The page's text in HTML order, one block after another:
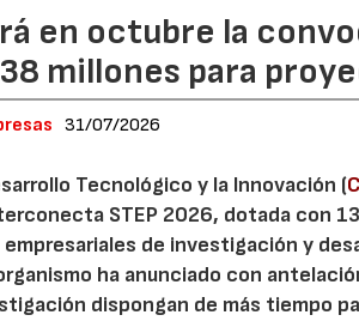
en octubre la
millones para
31/07/2026
Tecnológico y la Innovación (
STEP 2026, dotada con
de investigación y
ha anunciado con
dispongan de más tiempo